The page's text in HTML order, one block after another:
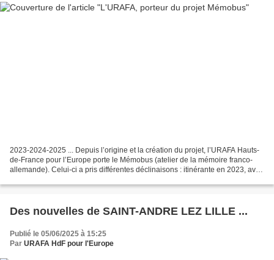
2023-2024-2025 ... Depuis l’origine et la création du projet, l’URAFA Hauts-
de-France pour l’Europe porte le Mémobus (atelier de la mémoire franco-
allemande). Celui-ci a pris différentes déclinaisons : itinérante en 2023, avec
Des nouvelles de SAINT-ANDRE LEZ LILLE ...
Publié le 05/06/2025 à 15:25
Par URAFA HdF pour l'Europe